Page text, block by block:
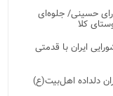
حسینی/ جلوه‌ای
کلا
ایران با قدمتی
دلداده اهل‌بیت(ع)